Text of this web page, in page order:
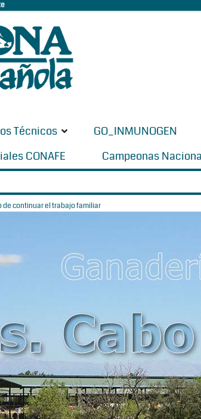
Técnicos GO_INMUNOGEN
CONAFE Campeonas
de continuar el trabajo familiar